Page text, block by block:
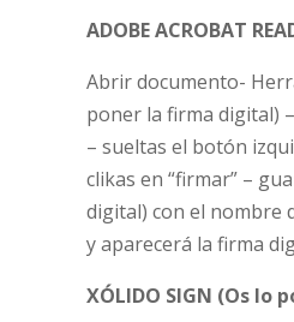
ADOBE ACROBAT
Abrir documento-
poner la firma digital)
– sueltas el botón
clikas en “firmar” –
digital) con el nombre
y aparecerá la firma
XÓLIDO SIGN (Os